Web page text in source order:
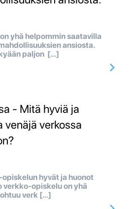
yhä helpommin saatavilla
ansiosta.
paljon […]
- Mitä hyviä ja
venäjä verkossa
hyvät ja huonot
verkko-opiskelu on yhä
verk […]